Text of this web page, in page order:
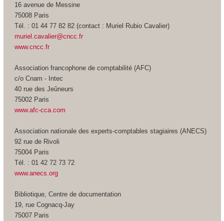
16 avenue de Messine
75008 Paris
Tél. : 01 44 77 82 82 (contact : Muriel Rubio Cavalier)
muriel.cavalier@cncc.fr
www.cncc.fr
Association francophone de comptabilité (AFC)
c/o Cnam - Intec
40 rue des Jeûneurs
75002 Paris
www.afc-cca.com
Association nationale des experts-comptables stagiaires (ANECS)
92 rue de Rivoli
75004 Paris
Tél. : 01 42 72 73 72
www.anecs.org
Bibliotique, Centre de documentation
19, rue Cognacq-Jay
75007 Paris